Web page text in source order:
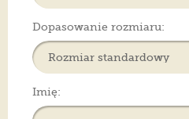
Dopasowanie rozmiaru:
Imię: